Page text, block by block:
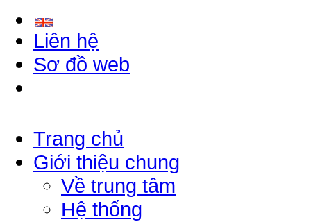
Liên hệ
Sơ đồ web
Trang chủ
Giới thiệu chung
Về trung tâm
Hệ thống